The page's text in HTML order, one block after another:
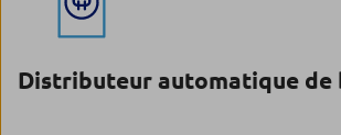
Distributeur automatique